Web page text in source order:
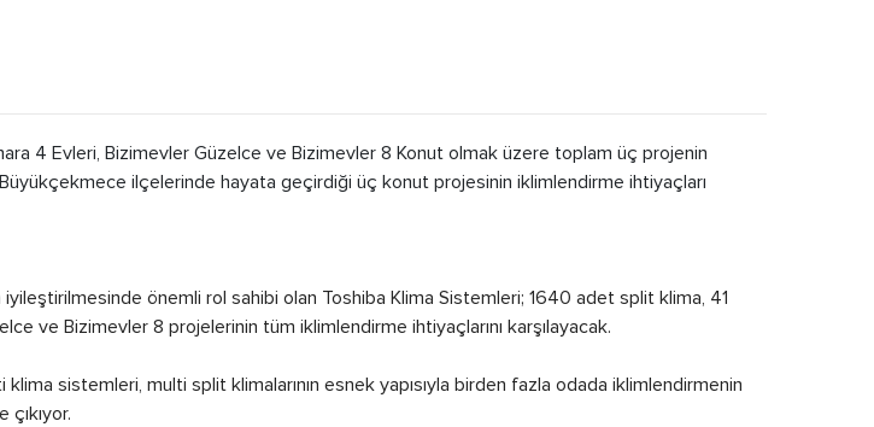
4 Evleri, Bizimevler Güzelce ve Bizimevler 8 Konut olmak üzere toplam üç projenin
Büyükçekmece ilçelerinde hayata geçirdiği üç konut projesinin iklimlendirme ihtiyaçları
önemli rol sahibi olan Toshiba Klima Sistemleri; 1640 adet split klima, 41
ve Bizimevler 8 projelerinin tüm iklimlendirme ihtiyaçlarını karşılayacak.
sistemleri, multi split klimalarının esnek yapısıyla birden fazla odada iklimlendirmenin